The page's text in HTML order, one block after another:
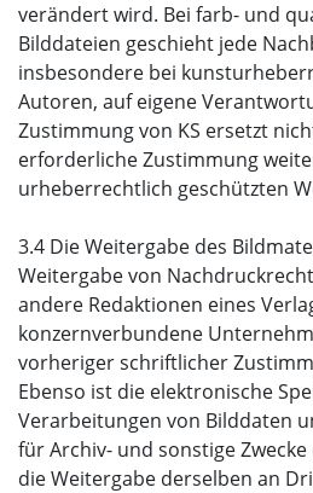
verändert wird. Bei farb- und
Bilddateien geschieht jede
insbesondere bei
Autoren, auf eigene
Zustimmung von KS ersetzt
erforderliche Zustimmung
urheberrechtlich geschützten
3.4 Die Weitergabe des
Weitergabe von
andere Redaktionen eines
konzernverbundene
vorheriger schriftlicher
Ebenso ist die elektronische
Verarbeitungen von Bilddaten
für Archiv- und sonstige
die Weitergabe derselben an